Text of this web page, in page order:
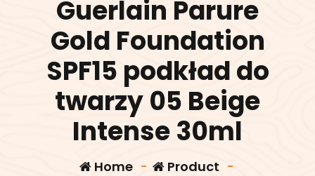
Guerlain Parure
Gold Foundation
SPF15 podkład do
twarzy 05 Beige
Intense 30ml
Home- Product -